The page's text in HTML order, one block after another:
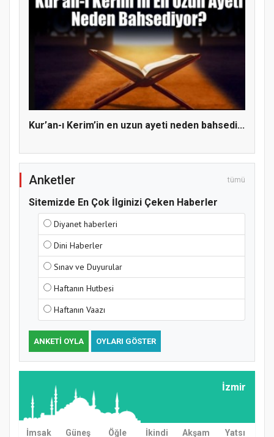
Hz. Peygamber ve Gençlik Konferansı
Samsun Atakum’da Yaz Kur’an Kursu
Kapanış Programı
Samsun Atakum’da Ayasofya Camii
Etkinliği
Kur’an-ı Kerim’in en uzun ayeti neden bahsedi...
Anketler tümü
Sitemizde En Çok İlginizi Çeken Haberler
Diyanet haberleri
Dini Haberler
Sınav ve Duyurular
Haftanın Hutbesi
Haftanın Vaazı
ANKETI OYLA OYLARI GÖSTER
İzmir
İmsak Güneş Öğle İkindi Akşam
Yatsı